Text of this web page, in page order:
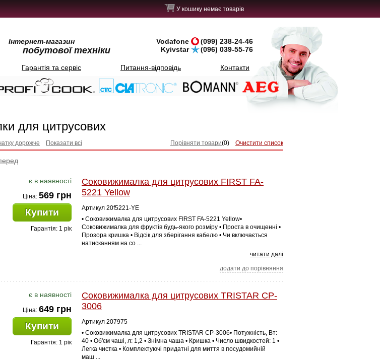
У кошику немає товарів
Інтернет-магазин
побутової техніки
Vodafone
(099) 238-24-46
Kyivstar
(096) 039-55-76
Гарантія та сервіс Питання-відповідь Контакти
для цитрусових
дорожче Показати всі Очистити список
Порівняти товари(0)
є в наявності
Ціна: 569 грн
Купити
Гарантія: 1 рік
Соковижималка для цитрусових FIRST FA-
5221 Yellow
Артикул 20f5221-YE
• Соковижималка для цитрусових FIRST FA-5221 Yellow•
Соковижималка для фруктів будь-якого розміру • Проста в очищенні •
Прозора кришка • Відсік для зберігання кабелю • Чи включається
натисканням на со ...
читати далі
додати до порівняння
є в наявності
Ціна: 649 грн
Купити
Гарантія: 1 рік
Соковижималка для цитрусових TRISTAR CP-
3006
Артикул 207975
• Соковижималка для цитрусових TRISTAR CP-3006• Потужність, Вт:
40 • Об'єм чаші, л: 1,2 • Знімна чаша • Кришка • Число швидкостей: 1 •
Легка чистка • Комплектуючі придатні для миття в посудомийній
маш ...